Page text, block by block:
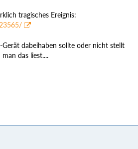
tragisches Ereignis:
Gerät dabeihaben sollte oder nicht stellt
das liest....